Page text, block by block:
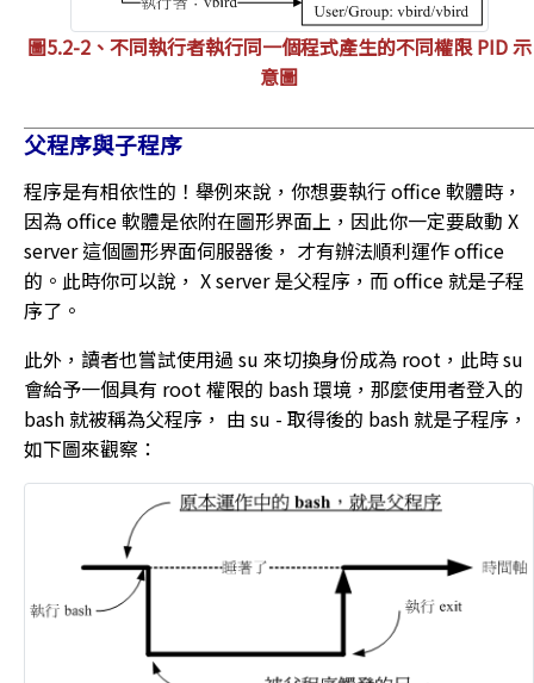
圖5.2-2、不同執行者執行同一個程式產生的不同權限 PID 示
意圖
父程序與子程序
程序是有相依性的！舉例來說，你想要執行 office 軟體時，
因為 office 軟體是依附在圖形界面上，因此你一定要啟動 X
server 這個圖形界面伺服器後， 才有辦法順利運作 office
的。此時你可以說， X server 是父程序，而 office 就是子程
序了。
此外，讀者也嘗試使用過 su 來切換身份成為 root，此時 su
會給予一個具有 root 權限的 bash 環境，那麼使用者登入的
bash 就被稱為父程序， 由 su - 取得後的 bash 就是子程序，
如下圖來觀察：